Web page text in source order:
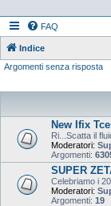
FAQ
Indice
Argomenti senza risposta
New Ifix
Ri...Scatta il
Moderatori:
Argomenti:
SUPER
Celebriamo i
Moderatori:
Argomenti: 19